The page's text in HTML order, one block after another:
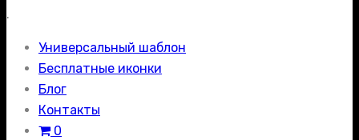
.
Универсальный шаблон
Бесплатные иконки
Блог
Контакты
0